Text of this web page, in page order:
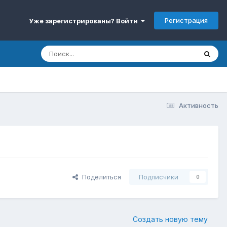
Уже зарегистрированы? Войти Регистрация
Активность
Поделиться Подписчики 0
Создать новую тему